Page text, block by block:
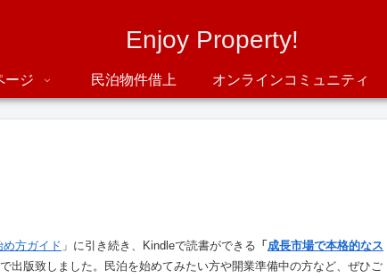
Enjoy Property!
ージ 民泊物件借上 オンラインコミュニティ
方ガイド 」に引き続き、Kindleで読書ができる 「 成長市場で本格的なス
出版致しました。民泊を始めてみたい方や開業準備中の方など、ぜひご